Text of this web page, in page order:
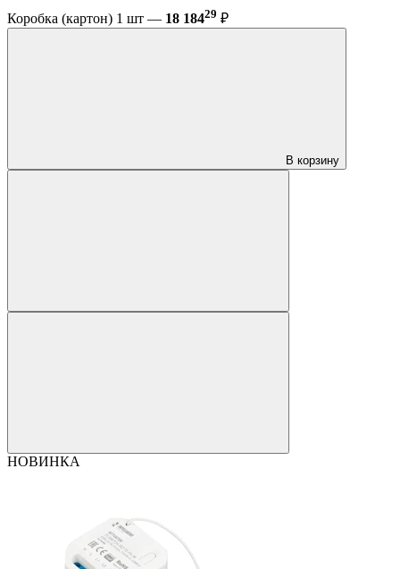
Коробка (картон) 1 шт — 18 18429 ₽
В корзину
НОВИНКА